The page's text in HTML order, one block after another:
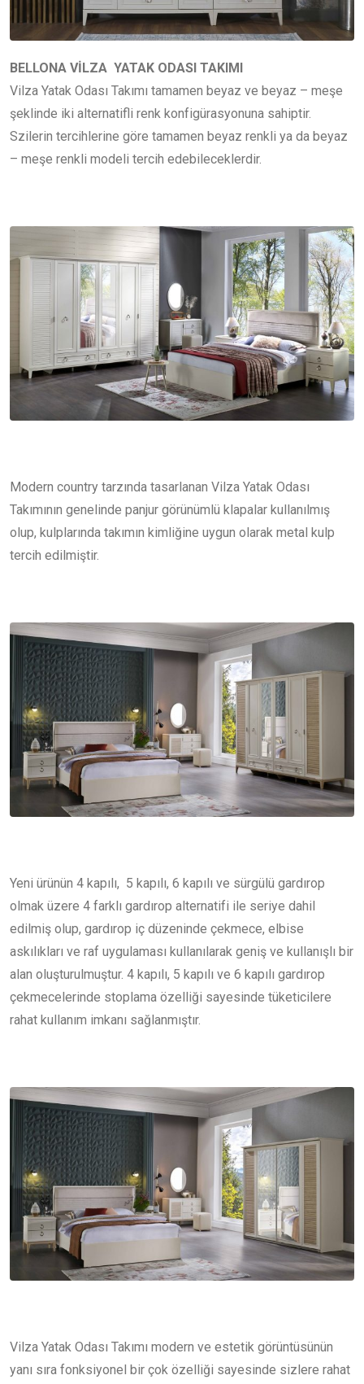
BELLONA VİLZA YATAK ODASI TAKIMI
Vilza Yatak Odası Takımı tamamen beyaz ve beyaz – meşe
şeklinde iki alternatifli renk konfigürasyonuna sahiptir.
Szilerin tercihlerine göre tamamen beyaz renkli ya da beyaz
– meşe renkli modeli tercih edebileceklerdir.
Modern country tarzında tasarlanan Vilza Yatak Odası
Takımının genelinde panjur görünümlü klapalar kullanılmış
olup, kulplarında takımın kimliğine uygun olarak metal kulp
tercih edilmiştir.
Yeni ürünün 4 kapılı, 5 kapılı, 6 kapılı ve sürgülü gardırop
olmak üzere 4 farklı gardırop alternatifi ile seriye dahil
edilmiş olup, gardırop iç düzeninde çekmece, elbise
askılıkları ve raf uygulaması kullanılarak geniş ve kullanışlı bir
alan oluşturulmuştur. 4 kapılı, 5 kapılı ve 6 kapılı gardırop
çekmecelerinde stoplama özelliği sayesinde tüketicilere
rahat kullanım imkanı sağlanmıştır.
Vilza Yatak Odası Takımı modern ve estetik görüntüsünün
yanı sıra fonksiyonel bir çok özelliği sayesinde sizlere rahat